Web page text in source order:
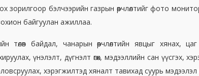
зорилгоор бэлчээрийн газрын өөрчлөлтийг фото
байгуулан ажиллаа.
төлөв байдал, чанарын өөрчлөлтийн явцыг хянах,
үнэлэлт, дүгнэлт өгөх, мэдээллийн сан үүсгэх,
боловсруулах, хэрэгжилтэд хяналт тавихад суурь